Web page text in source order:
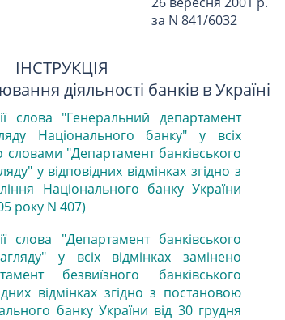
за N 841/6032
ІНСТРУКЦІЯ
діяльності банків в Україні
слова "Генеральний департамент
Національного банку" у всіх
словами "Департамент банківського
у відповідних відмінках згідно з
Національного банку України
року N 407)
слова "Департамент банківського
у всіх відмінках замінено
безвиїзного банківського
відмінках згідно з постановою
банку України від 30 грудня